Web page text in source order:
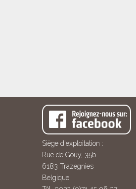
Siège d'exploitation :
Rue de Gouy, 35b
6183 Trazegnies
Belgique